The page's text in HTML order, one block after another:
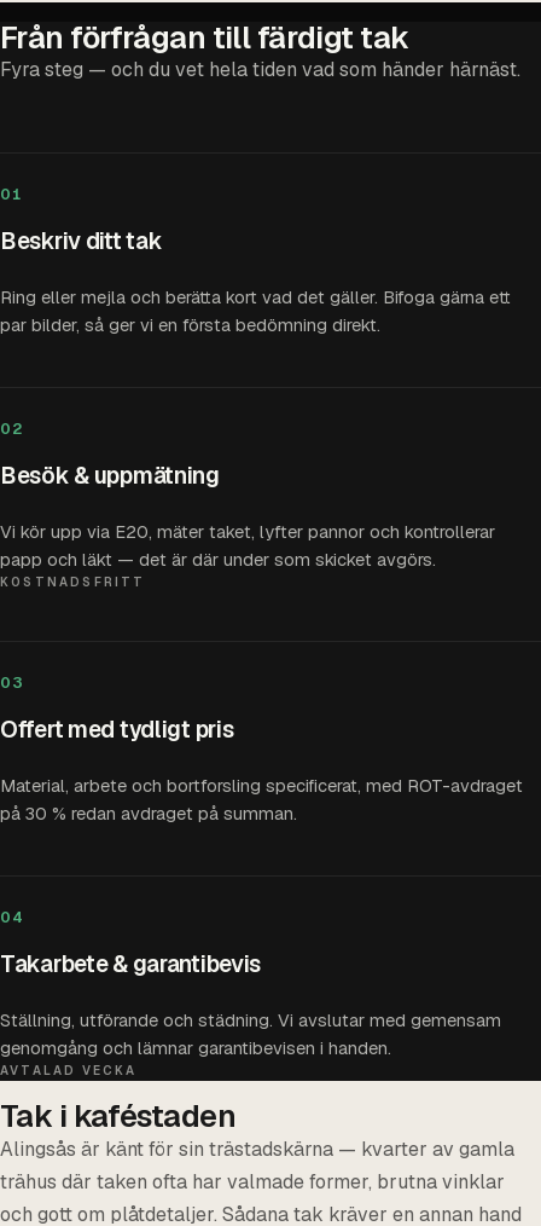
Från förfrågan till färdigt tak
Fyra steg — och du vet hela tiden vad som händer härnäst.
01
Beskriv ditt tak
Ring eller mejla och berätta kort vad det gäller. Bifoga gärna ett
par bilder, så ger vi en första bedömning direkt.
02
Besök & uppmätning
Vi kör upp via E20, mäter taket, lyfter pannor och kontrollerar
papp och läkt — det är där under som skicket avgörs.
KOSTNADSFRITT
03
Offert med tydligt pris
Material, arbete och bortforsling specificerat, med ROT-avdraget
på 30 % redan avdraget på summan.
04
Takarbete & garantibevis
Ställning, utförande och städning. Vi avslutar med gemensam
genomgång och lämnar garantibevisen i handen.
AVTALAD VECKA
Tak i kaféstaden
Alingsås är känt för sin trästadskärna — kvarter av gamla
trähus där taken ofta har valmade former, brutna vinklar
och gott om plåtdetaljer. Sådana tak kräver en annan hand